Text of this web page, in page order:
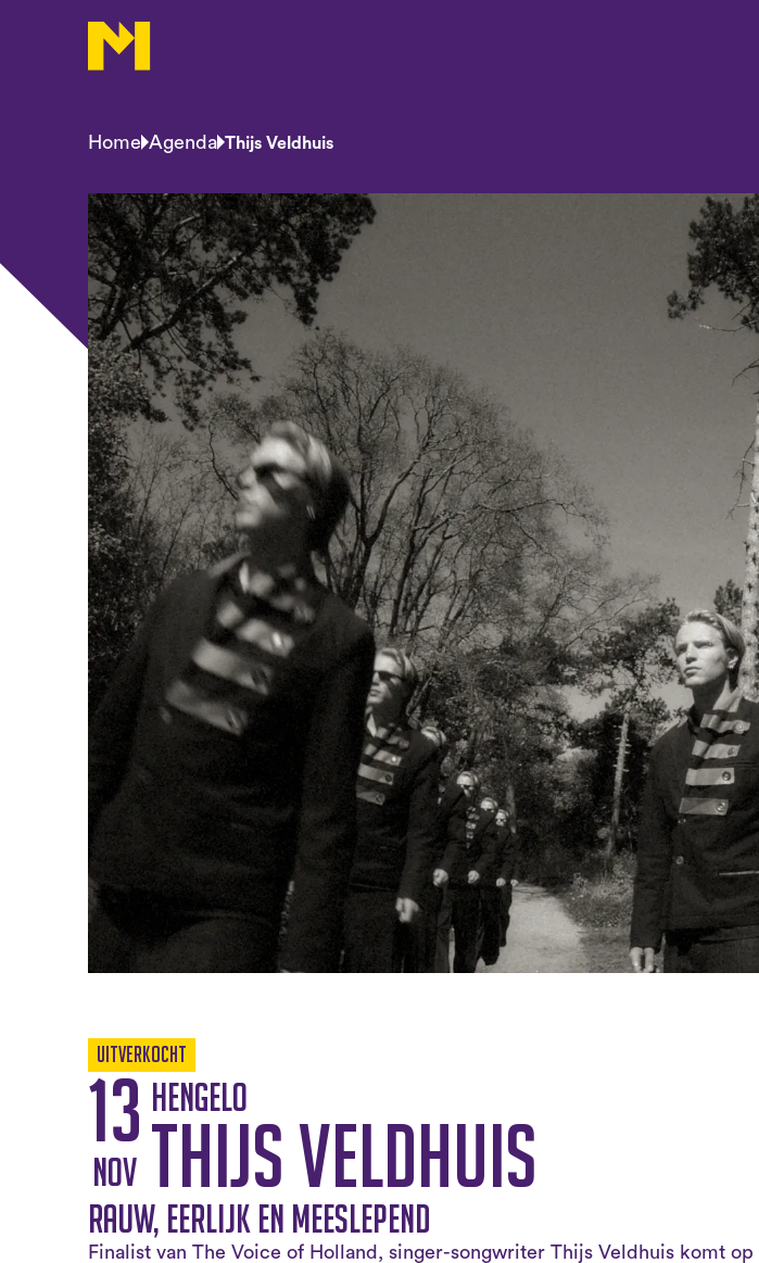
Home Agenda Thijs Veldhuis
Uitverkocht
13
nov
Hengelo
Thijs Veldhuis
Rauw, eerlijk en meeslepend
Finalist van The Voice of Holland, singer-songwriter Thijs Veldhuis komt op